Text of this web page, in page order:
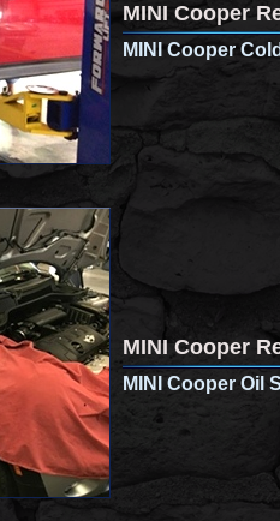
MINI Cooper
MINI Cooper
MINI Cooper
MINI Cooper Oil